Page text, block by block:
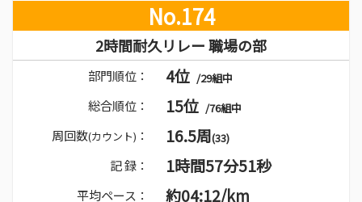
No.174
2時間耐久リレー 職場の部
部門順位： 4位 /29組中
総合順位： 15位 /76組中
周回数(カウント) ： 16.5周(33)
記 録： 1時間57分51秒
平均ペース： 約04:12/km